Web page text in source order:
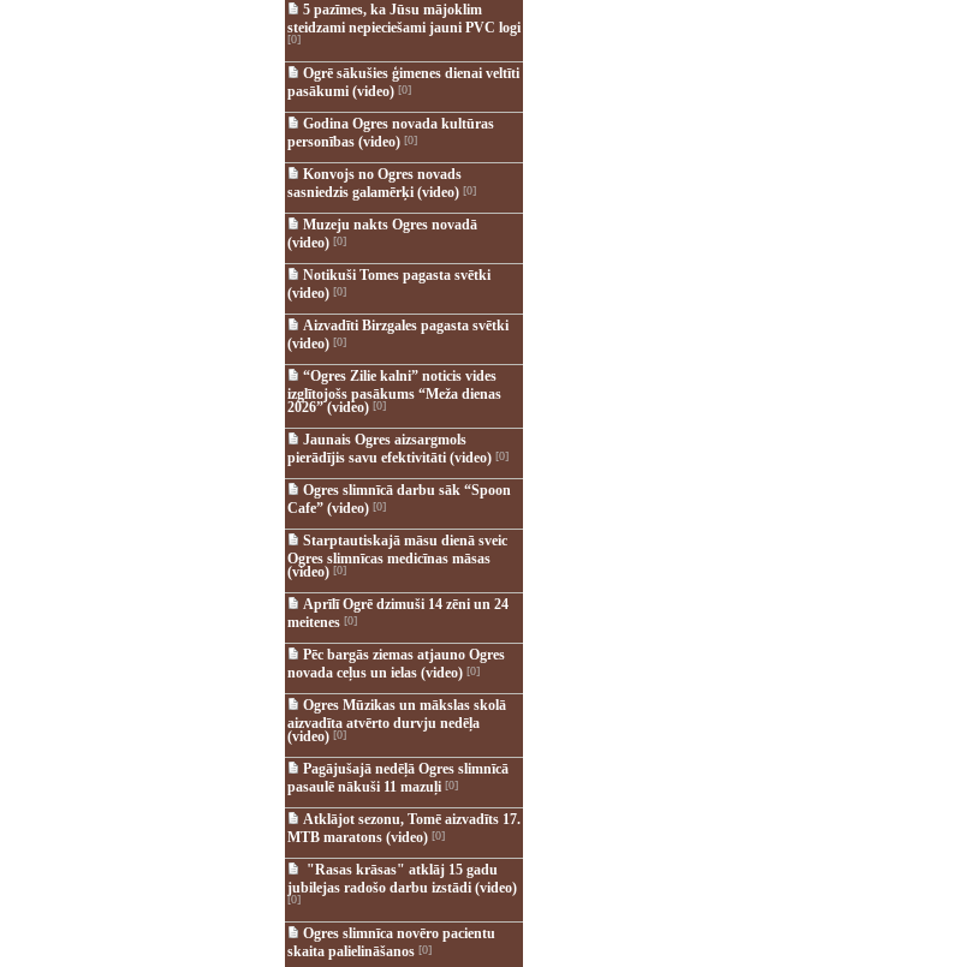
5 pazīmes, ka Jūsu mājoklim
steidzami nepieciešami jauni PVC logi
[0]
Ogrē sākušies ģimenes dienai veltīti
pasākumi (video)[0]
Godina Ogres novada kultūras
personības (video)[0]
Konvojs no Ogres novads
sasniedzis galamērķi (video)[0]
Muzeju nakts Ogres novadā
(video)[0]
Notikuši Tomes pagasta svētki
(video)[0]
Aizvadīti Birzgales pagasta svētki
(video)[0]
“Ogres Zilie kalni” noticis vides
izglītojošs pasākums “Meža dienas
2026” (video)[0]
Jaunais Ogres aizsargmols
pierādījis savu efektivitāti (video)[0]
Ogres slimnīcā darbu sāk “Spoon
Cafe” (video)[0]
Starptautiskajā māsu dienā sveic
Ogres slimnīcas medicīnas māsas
(video)[0]
Aprīlī Ogrē dzimuši 14 zēni un 24
meitenes [0]
Pēc bargās ziemas atjauno Ogres
novada ceļus un ielas (video)[0]
Ogres Mūzikas un mākslas skolā
aizvadīta atvērto durvju nedēļa
(video)[0]
Pagājušajā nedēļā Ogres slimnīcā
pasaulē nākuši 11 mazuļi[0]
Atklājot sezonu, Tomē aizvadīts 17.
MTB maratons (video)[0]
"Rasas krāsas" atklāj 15 gadu
jubilejas radošo darbu izstādi (video)
[0]
Ogres slimnīca novēro pacientu
skaita palielināšanos [0]